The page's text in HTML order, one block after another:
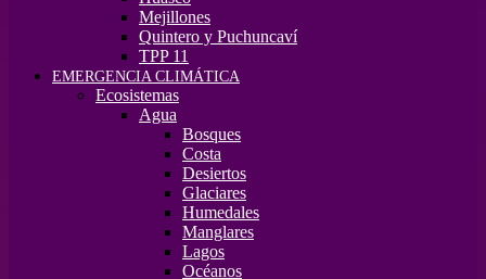
Mejillones
Quintero y Puchuncaví
TPP 11
EMERGENCIA CLIMÁTICA
Ecosistemas
Agua
Bosques
Costa
Desiertos
Glaciares
Humedales
Manglares
Lagos
Océanos